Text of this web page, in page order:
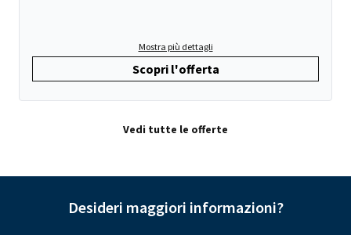
Mostra più dettagli
Scopri l'offerta
Vedi tutte le offerte
Desideri maggiori informazioni?